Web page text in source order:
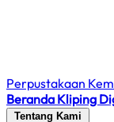
Perpustakaan
Beranda Kliping
Tentang Kami